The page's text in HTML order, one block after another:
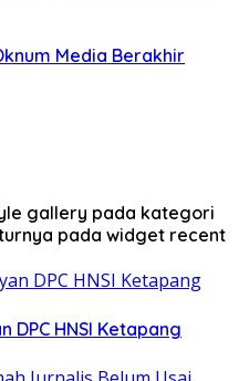
Media Berakhir
gallery pada kategori
pada widget recent
DPC HNSI Ketapang